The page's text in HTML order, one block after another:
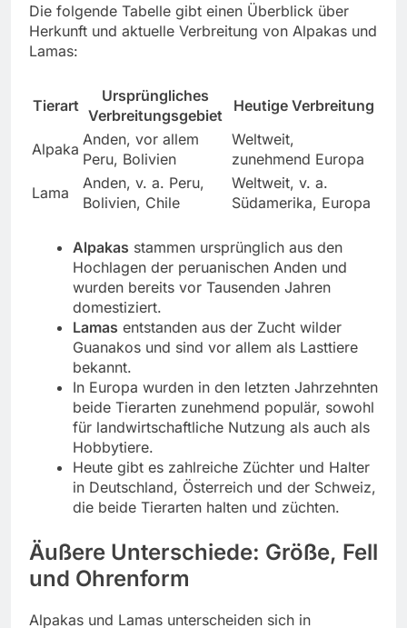
Die folgende Tabelle gibt einen Überblick über
Herkunft und aktuelle Verbreitung von Alpakas und
Lamas:
Tierart
Ursprüngliches
Verbreitungsgebiet
Heutige Verbreitung
Alpaka
Anden, vor allem
Peru, Bolivien
Weltweit,
zunehmend Europa
Lama
Anden, v. a. Peru,
Bolivien, Chile
Weltweit, v. a.
Südamerika, Europa
Alpakas stammen ursprünglich aus den
Hochlagen der peruanischen Anden und
wurden bereits vor Tausenden Jahren
domestiziert.
Lamas entstanden aus der Zucht wilder
Guanakos und sind vor allem als Lasttiere
bekannt.
In Europa wurden in den letzten Jahrzehnten
beide Tierarten zunehmend populär, sowohl
für landwirtschaftliche Nutzung als auch als
Hobbytiere.
Heute gibt es zahlreiche Züchter und Halter
in Deutschland, Österreich und der Schweiz,
die beide Tierarten halten und züchten.
Äußere Unterschiede: Größe, Fell
und Ohrenform
Alpakas und Lamas unterscheiden sich in